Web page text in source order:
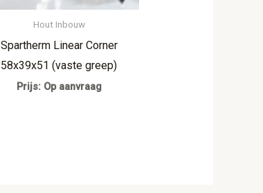
Hout Inbouw
Spartherm Linear Corner
58x39x51 (vaste greep)
Prijs: Op aanvraag